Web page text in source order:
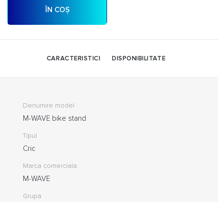
ÎN COȘ
CARACTERISTICI DISPONIBILITATE
Denumire model
M-WAVE bike stand
Tipul
Cric
Marca comerciala
M-WAVE
Grupa